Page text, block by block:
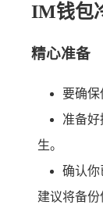
IM钱包
精心准备
要确保
准备
生。
确认你
建议将备